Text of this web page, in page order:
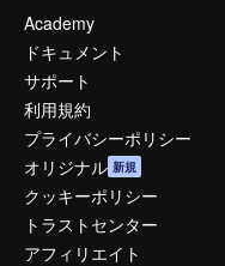
Academy
ドキュメント
サポート
利用規約
プライバシーポリシー
オリジナル 新規
クッキーポリシー
トラストセンター
アフィリエイト